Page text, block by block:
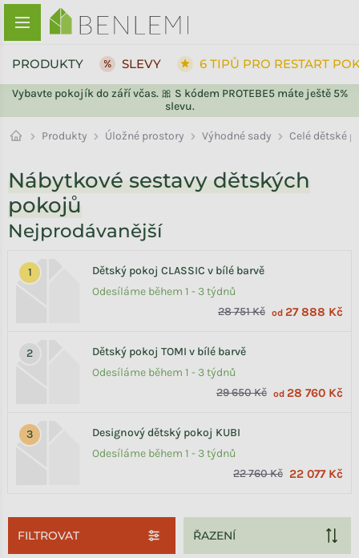
Přejít na obsah
Vybavte pokojík do září včas. 🎀 S kódem PROTEBE5 máte ještě 5%
slevu.
PRODUKTY SLEVY 6 TIPŮ PRO RESTART
Produkty Úložné prostory Výhodné sady Celé dětské
Nábytkové sestavy dětských
pokojů
Nejprodávanější
Dětský pokoj CLASSIC v bílé barvě
Odesíláme během 1 - 3 týdnů
28 751 Kč od 27 888 Kč
Dětský pokoj TOMI v bílé barvě
Odesíláme během 1 - 3 týdnů
29 650 Kč od 28 760 Kč
Designový dětský pokoj KUBI
Odesíláme během 1 - 3 týdnů
22 760 Kč 22 077 Kč
FILTROVAT